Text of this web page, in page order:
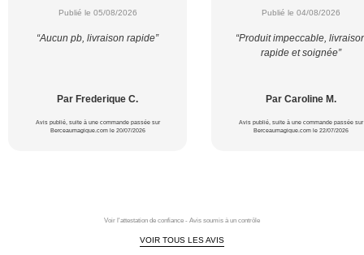
Publié le 05/08/2026
“Aucun pb, livraison rapide”
Par Frederique C.
Avis publié, suite à une commande passée sur
Berceaumagique.com le 20/07/2026
Publié le 04/08/2026
“Produit impeccable,
rapide et soignée”
Par Caroline M.
Avis publié, suite à une commande passée sur
Berceaumagique.com le 22/07/2026
Voir l'attestation de confiance - Avis soumis à un contrôle
VOIR TOUS LES AVIS